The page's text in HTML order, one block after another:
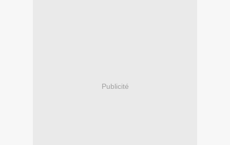
Publicité